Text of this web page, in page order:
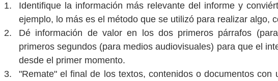
Identifique la información más relevante del informe y
ejemplo, lo más es el método que se utilizó para realizar algo,
Dé información de valor en los dos primeros párrafos
primeros segundos (para medios audiovisuales) para que el
desde el primer momento.
"Remate" el final de los textos, contenidos o documentos con